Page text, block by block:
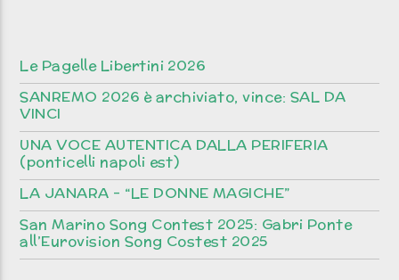
Le Pagelle Libertini 2026
SANREMO 2026 è archiviato, vince: SAL DA
VINCI
UNA VOCE AUTENTICA DALLA PERIFERIA
(ponticelli napoli est)
LA JANARA – “LE DONNE MAGICHE”
San Marino Song Contest 2025: Gabri Ponte
all’Eurovision Song Costest 2025